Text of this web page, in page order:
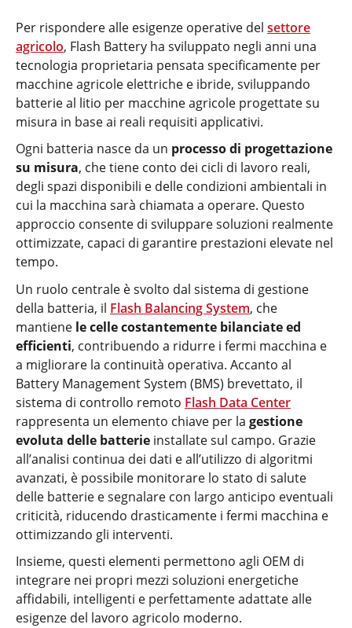
Per rispondere alle esigenze operative del settore
agricolo, Flash Battery ha sviluppato negli anni una
tecnologia proprietaria pensata specificamente per
macchine agricole elettriche e ibride, sviluppando
batterie al litio per macchine agricole progettate su
misura in base ai reali requisiti applicativi.
Ogni batteria nasce da un processo di progettazione
su misura, che tiene conto dei cicli di lavoro reali,
degli spazi disponibili e delle condizioni ambientali in
cui la macchina sarà chiamata a operare. Questo
approccio consente di sviluppare soluzioni realmente
ottimizzate, capaci di garantire prestazioni elevate nel
tempo.
Un ruolo centrale è svolto dal sistema di gestione
della batteria, il Flash Balancing System, che
mantiene le celle costantemente bilanciate ed
efficienti, contribuendo a ridurre i fermi macchina e
a migliorare la continuità operativa. Accanto al
Battery Management System (BMS) brevettato, il
sistema di controllo remoto Flash Data Center
rappresenta un elemento chiave per la gestione
evoluta delle batterie installate sul campo. Grazie
all’analisi continua dei dati e all’utilizzo di algoritmi
avanzati, è possibile monitorare lo stato di salute
delle batterie e segnalare con largo anticipo eventuali
criticità, riducendo drasticamente i fermi macchina e
ottimizzando gli interventi.
Insieme, questi elementi permettono agli OEM di
integrare nei propri mezzi soluzioni energetiche
affidabili, intelligenti e perfettamente adattate alle
esigenze del lavoro agricolo moderno.